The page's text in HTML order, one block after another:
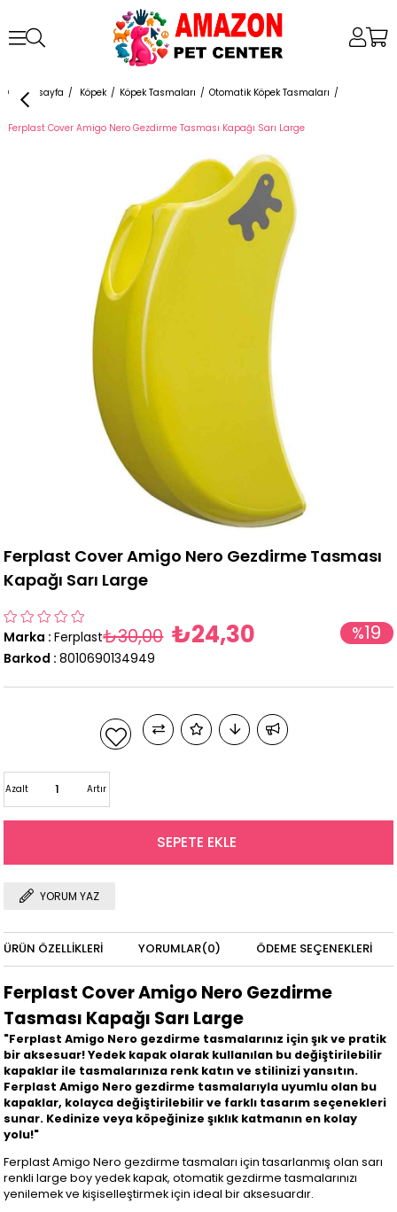
Anasayfa Köpek Köpek Tasmaları Otomatik Köpek Tasmaları
Ferplast Cover Amigo Nero Gezdirme Tasması Kapağı Sarı Large
Ferplast Cover Amigo Nero Gezdirme Tasması
Kapağı Sarı Large
Marka : Ferplast %19
₺30,00 ₺24,30
Barkod : 8010690134949
Artır
Azalt
YORUM YAZ
ÜRÜN ÖZELLIKLERI YORUMLAR(0) ÖDEME SEÇENEKLERI
Ferplast Cover Amigo Nero Gezdirme
Tasması Kapağı Sarı Large
"Ferplast Amigo Nero gezdirme tasmalarınız için şık ve pratik
bir aksesuar! Yedek kapak olarak kullanılan bu değiştirilebilir
kapaklar ile tasmalarınıza renk katın ve stilinizi yansıtın.
Ferplast Amigo Nero gezdirme tasmalarıyla uyumlu olan bu
kapaklar, kolayca değiştirilebilir ve farklı tasarım seçenekleri
sunar. Kedinize veya köpeğinize şıklık katmanın en kolay
yolu!"
Ferplast Amigo Nero gezdirme tasmaları için tasarlanmış olan sarı
renkli large boy yedek kapak, otomatik gezdirme tasmalarınızı
yenilemek ve kişiselleştirmek için ideal bir aksesuardır.